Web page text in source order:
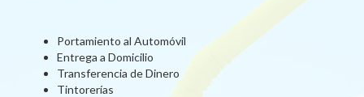
Portamiento al Automóvil
Entrega a Domicilio
Transferencia de Dinero
Tintorerías